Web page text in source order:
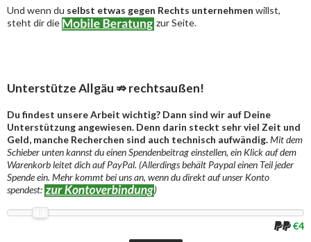
Und wenn du selbst etwas gegen Rechts unternehmen willst,
steht dir die
zur Seite.
Unterstütze Allgäu ⇏ rechtsaußen!
Du findest unsere Arbeit wichtig? Dann sind wir auf Deine
Unterstützung angewiesen. Denn darin steckt sehr viel Zeit und
Geld, manche Recherchen sind auch technisch aufwändig.Mit dem
Schieber unten kannst du einen Spendenbeitrag einstellen, ein Klick auf dem
Warenkorb leitet dich auf PayPal. (Allerdings behält Paypal einen Teil jeder
Spende ein. Mehr kommt bei uns an, wenn du direkt auf unser Konto
spendest:
)
€4